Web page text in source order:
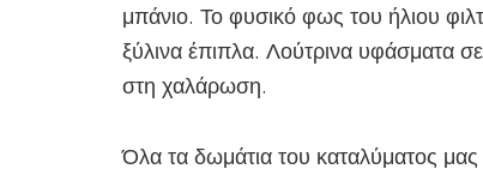
μπάνιο. Το φυσικό φως του ήλιου
ξύλινα έπιπλα. Λούτρινα υφάσματα
στη χαλάρωση.
Όλα τα δωμάτια του καταλύματος